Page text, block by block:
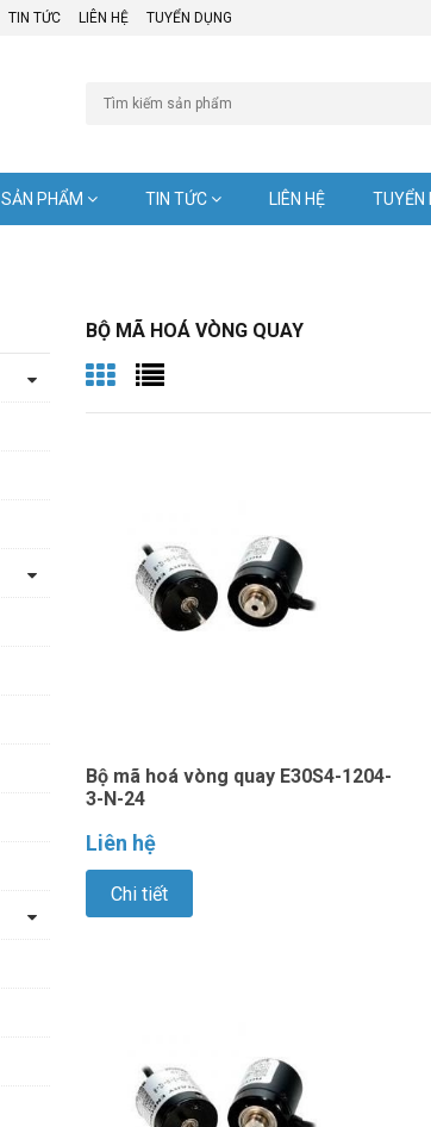
TIN TỨC LIÊN HỆ TUYỂN DỤNG
SẢN PHẨM TIN TỨC LIÊN HỆ TUYỂN
BỘ MÃ HOÁ VÒNG QUAY
Bộ mã hoá vòng quay E30S4-1204-
3-N-24
Liên hệ
Chi tiết